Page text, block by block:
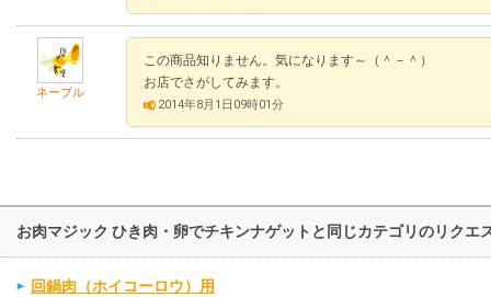
ネーブル
この商品知りません。気になります～（＾－＾）
お店でさがしてみます。
2014年8月1日09時01分
お肉マジック ひき肉・卵でチキンナゲットと同じカテゴリのリクエ
回鍋肉（ホイコーロウ）用